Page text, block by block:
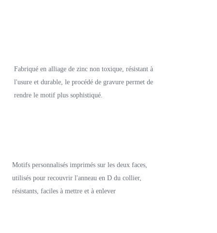
Fabriqué en alliage de zinc non toxique, résistant à
l'usure et durable, le procédé de gravure permet de
rendre le motif plus sophistiqué.
Motifs personnalisés imprimés sur les deux faces,
utilisés pour recouvrir l'anneau en D du collier,
résistants, faciles à mettre et à enlever